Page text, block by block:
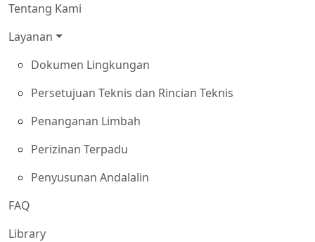
Tentang Kami
Layanan
Dokumen Lingkungan
Persetujuan Teknis dan Rincian Teknis
Penanganan Limbah
Perizinan Terpadu
Penyusunan Andalalin
FAQ
Library